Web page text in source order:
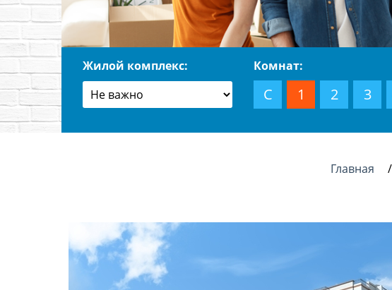
Жилой комплекс: Комнат:
С 1 2 3
Главная